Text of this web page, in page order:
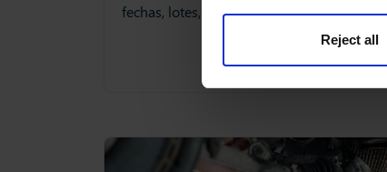
Reject all
fechas, lotes, códigos de barras y QR.